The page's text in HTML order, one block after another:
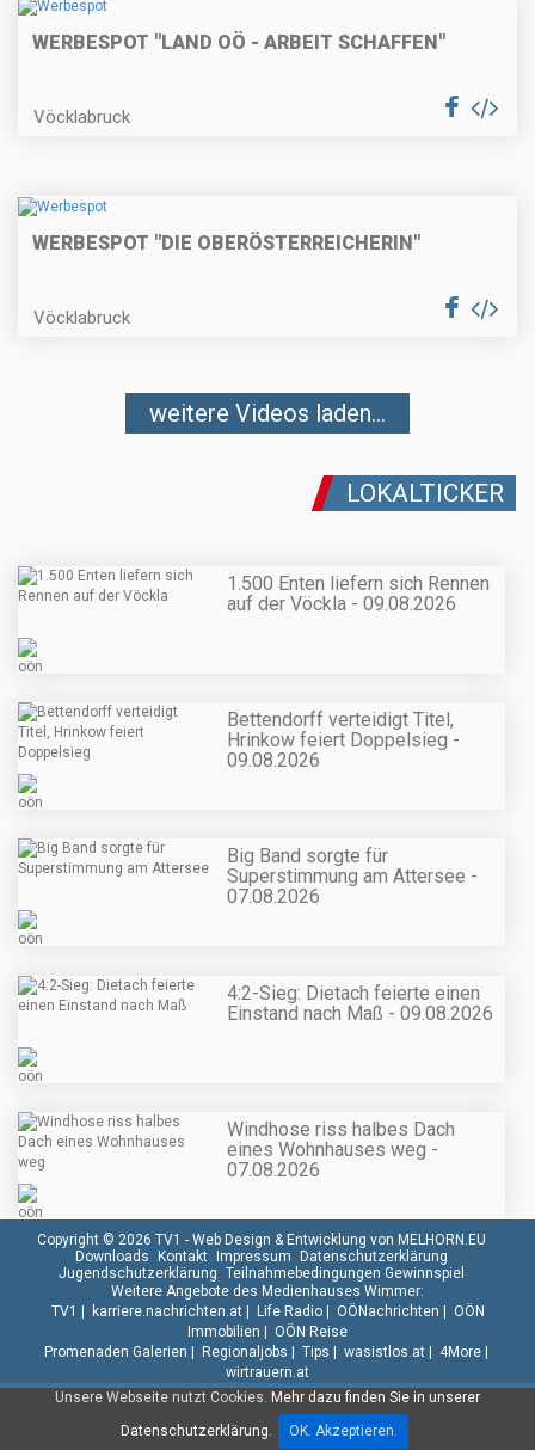
WERBESPOT "LAND OÖ - ARBEIT SCHAFFEN"
Vöcklabruck
WERBESPOT "DIE OBERÖSTERREICHERIN"
Vöcklabruck
weitere Videos laden...
LOKALTICKER
1.500 Enten liefern sich Rennen
auf der Vöckla - 09.08.2026
Bettendorff verteidigt Titel,
Hrinkow feiert Doppelsieg -
09.08.2026
Big Band sorgte für
Superstimmung am Attersee -
07.08.2026
4:2-Sieg: Dietach feierte einen
Einstand nach Maß - 09.08.2026
Windhose riss halbes Dach
eines Wohnhauses weg -
07.08.2026
Unsere Webseite nutzt Cookies. Mehr dazu finden Sie in unserer
Datenschutzerklärung.
OK. Akzeptieren.
Copyright © 2026 TV1 - Web Design & Entwicklung von MELHORN.EU
Downloads Kontakt Impressum Datenschutzerklärung
Jugendschutzerklärung Teilnahmebedingungen Gewinnspiel
Weitere Angebote des Medienhauses Wimmer:
TV1 | karriere.nachrichten.at| Life Radio| OÖNachrichten | OÖN
Immobilien | OÖN Reise
Promenaden Galerien | Regionaljobs | Tips | wasistlos.at| 4More|
wirtrauern.at